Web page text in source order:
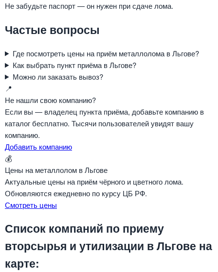
Не забудьте паспорт — он нужен при сдаче лома.
Частые вопросы
Где посмотреть цены на приём металлолома в Льгове?
Как выбрать пункт приёма в Льгове?
Можно ли заказать вывоз?
📍
Не нашли свою компанию?
Если вы — владелец пункта приёма, добавьте компанию в
каталог бесплатно. Тысячи пользователей увидят вашу
компанию.
Добавить компанию
💰
Цены на металлолом в Льгове
Актуальные цены на приём чёрного и цветного лома.
Обновляются ежедневно по курсу ЦБ РФ.
Смотреть цены
Список компаний по приему
вторсырья и утилизации в Льгове на
карте: